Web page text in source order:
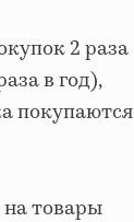
2 раза
в год),
покупаются
товары